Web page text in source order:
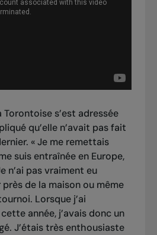
Torontoise s’est adressée
qu’elle n’avait pas fait
« Je me remettais
suis entraînée en Europe,
n’ai pas vraiment eu
de la maison ou même
Lorsque j’ai
année, j’avais donc un
J’étais très enthousiaste